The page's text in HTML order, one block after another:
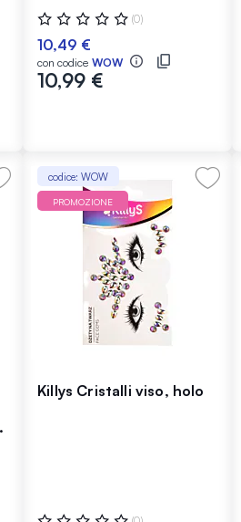
Valutazione:
0%
(0)
10,49 €
con codice WOW
10,99 €
codice: WOW
PROMOZIONE
Killys Cristalli viso, holo